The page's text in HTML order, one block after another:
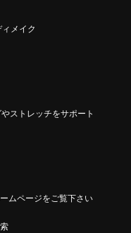
ィメイク
ストレッチをサポート
ムページをご覧下さい